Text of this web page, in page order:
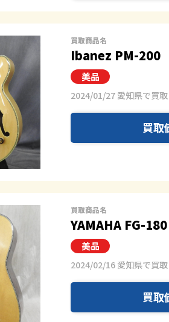
買取商品名
Ibanez PM-200
2024/01/27 愛知県で買取
買取
買取商品名
YAMAHA FG-180
2024/02/16 愛知県で買取
買取